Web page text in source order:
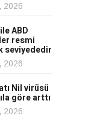
2026
ABD
resmi
seviyededir
2026
Nil virüsü
göre arttı
2026